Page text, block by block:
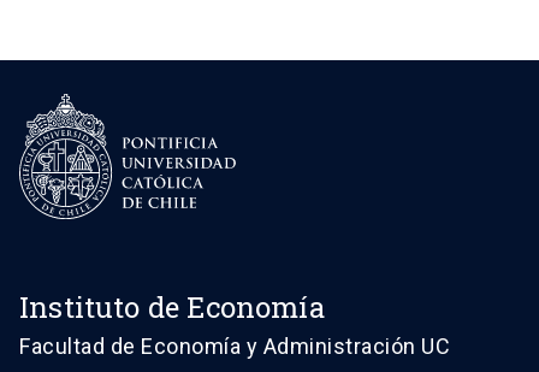
Instituto de Economía
Facultad de Economía y Administración UC